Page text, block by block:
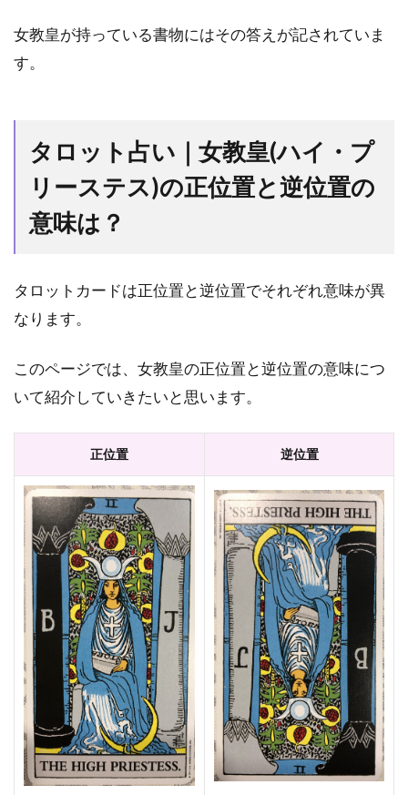
恋
愛：
う？
3.2
対
人：
持ち
仕
これ
(何に
注意
すべ
き？)
3.4
問
題：
今ぶ
つか
って
いる
問題
はど
うす
べ
き？
女教皇が持っている書物にはその答えが記されていま
す。
タロット占い｜女教皇(ハイ・プ
リーステス)の正位置と逆位置の
意味は？
タロットカードは正位置と逆位置でそれぞれ意味が異
なります。
このページでは、女教皇の正位置と逆位置の意味につ
いて紹介していきたいと思います。
正位置 逆位置